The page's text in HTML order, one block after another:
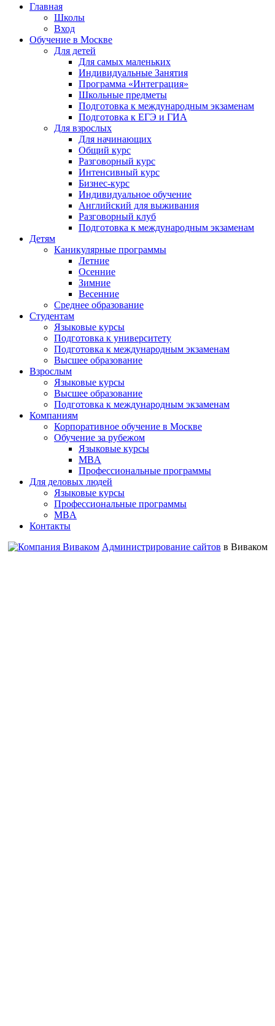
Главная
Школы
Вход
Обучение в Москве
Для детей
Для самых маленьких
Индивидуальные Занятия
Программа «Интеграция»
Школьные предметы
Подготовка к международным экзаменам
Подготовка к ЕГЭ и ГИА
Для взрослых
Для начинающих
Общий курс
Разговорный курс
Интенсивный курс
Бизнес-курс
Индивидуальное обучение
Английский для выживания
Разговорный клуб
Подготовка к международным экзаменам
Детям
Каникулярные программы
Летние
Осенние
Зимние
Весенние
Среднее образование
Студентам
Языковые курсы
Подготовка к университету
Подготовка к международным экзаменам
Высшее образование
Взрослым
Языковые курсы
Высшее образование
Подготовка к международным экзаменам
Компаниям
Корпоративное обучение в Москве
Обучение за рубежом
Языковые курсы
MBA
Профессиональные программы
Для деловых людей
Языковые курсы
Профессиональные программы
MBA
Контакты
Администрирование сайтов в Виваком